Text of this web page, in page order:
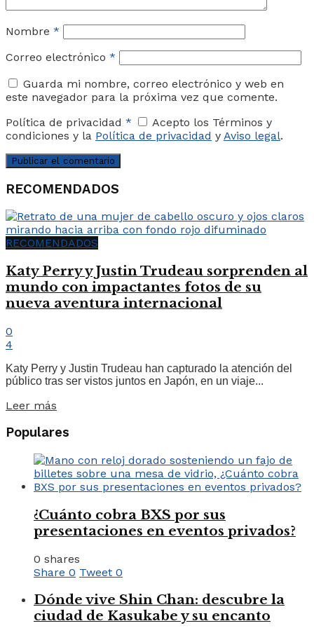
Nombre *
Correo electrónico *
Guarda mi nombre, correo electrónico y web en
este navegador para la próxima vez que comente.
Política de privacidad *
Acepto los Términos y
condiciones y la Política de privacidad y Aviso legal.
RECOMENDADOS
RECOMENDADOS
Katy Perry y Justin Trudeau sorprenden al
mundo con impactantes fotos de su
nueva aventura internacional
0
4
Katy Perry y Justin Trudeau han capturado la atención del
público tras ser vistos juntos en Japón, en un viaje...
Leer más
Populares
¿Cuánto cobra BXS por sus
presentaciones en eventos privados?
0 shares
Share 0 Tweet 0
Dónde vive Shin Chan: descubre la
ciudad de Kasukabe y su encanto